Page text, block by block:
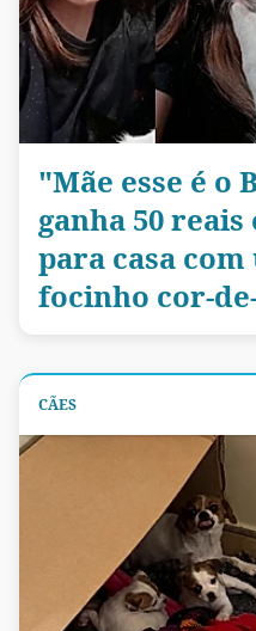
"Mãe esse é o
ganha 50
para casa
focinho cor-
CÃES